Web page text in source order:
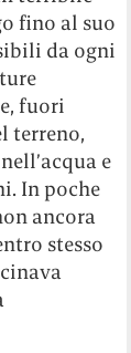
fino al suo
da ogni
fuori
terreno,
e
In poche
ancora
stesso